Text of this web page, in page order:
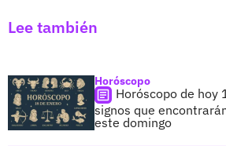
Lee también
Horóscopo
Horóscopo de hoy
signos que
este domingo